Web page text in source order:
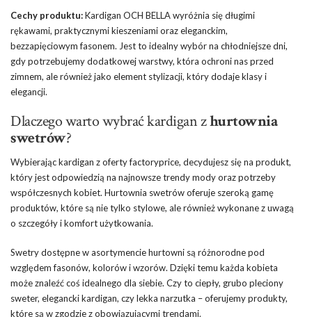
Cechy produktu:Kardigan OCH BELLA wyróżnia się długimi
rękawami, praktycznymi kieszeniami oraz eleganckim,
bezzapięciowym fasonem. Jest to idealny wybór na chłodniejsze dni,
gdy potrzebujemy dodatkowej warstwy, która ochroni nas przed
zimnem, ale również jako element stylizacji, który dodaje klasy i
elegancji.
Dlaczego warto wybrać kardigan zhurtownia
swetrów?
Wybierając kardigan z oferty factoryprice, decydujesz się na produkt,
który jest odpowiedzią na najnowsze trendy mody oraz potrzeby
współczesnych kobiet. Hurtownia swetrów oferuje szeroką gamę
produktów, które są nie tylko stylowe, ale również wykonane z uwagą
o szczegóły i komfort użytkowania.
Swetry dostępne w asortymencie hurtowni są różnorodne pod
względem fasonów, kolorów i wzorów. Dzięki temu każda kobieta
może znaleźć coś idealnego dla siebie. Czy to ciepły, grubo pleciony
sweter, elegancki kardigan, czy lekka narzutka – oferujemy produkty,
które są w zgodzie z obowiązującymi trendami.